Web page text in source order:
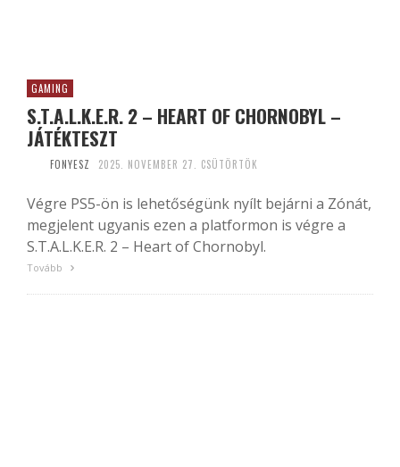
GAMING
S.T.A.L.K.E.R. 2 – HEART OF CHORNOBYL –
JÁTÉKTESZT
FONYESZ 2025. NOVEMBER 27. CSÜTÖRTÖK
Végre PS5-ön is lehetőségünk nyílt bejárni a Zónát,
megjelent ugyanis ezen a platformon is végre a
S.T.A.L.K.E.R. 2 – Heart of Chornobyl.
Tovább